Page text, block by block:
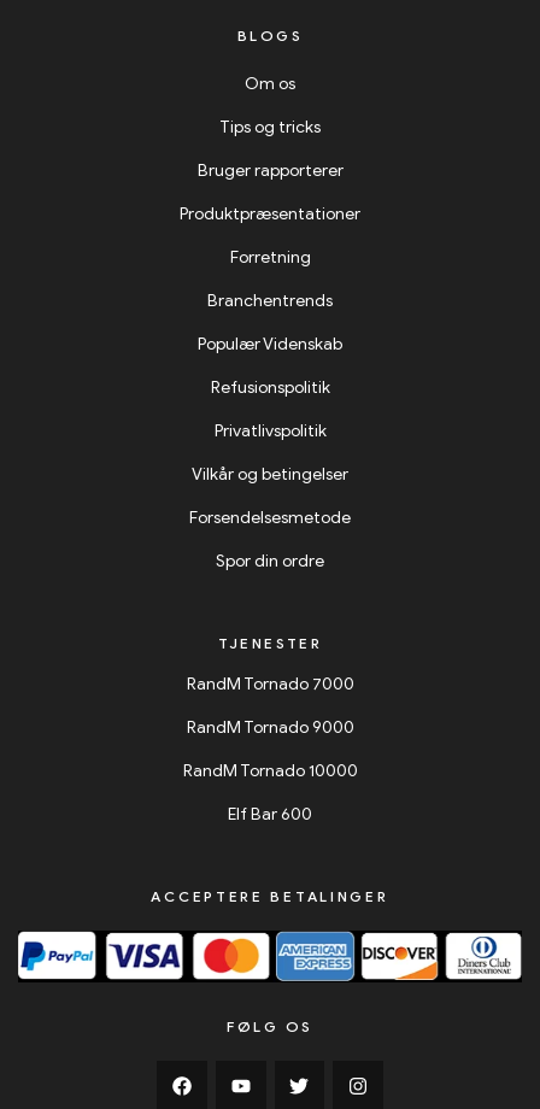
BLOGS
Om os
Tips og tricks
Bruger rapporterer
Produktpræsentationer
Forretning
Branchentrends
Populær Videnskab
Refusionspolitik
Privatlivspolitik
Vilkår og betingelser
Forsendelsesmetode
Spor din ordre
TJENESTER
RandM Tornado 7000
RandM Tornado 9000
RandM Tornado 10000
Elf Bar 600
ACCEPTERE BETALINGER
FØLG OS